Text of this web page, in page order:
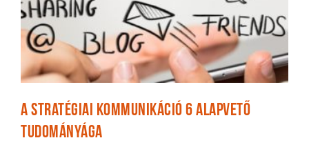
A stratégiai kommunikáció 6 alapvető
tudományága